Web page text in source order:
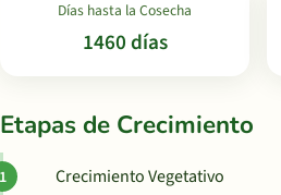
Días hasta la Cosecha
1460 días
Etapas de Crecimiento
Crecimiento Vegetativo